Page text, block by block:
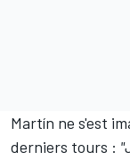
Martín ne s'est
derniers tours :